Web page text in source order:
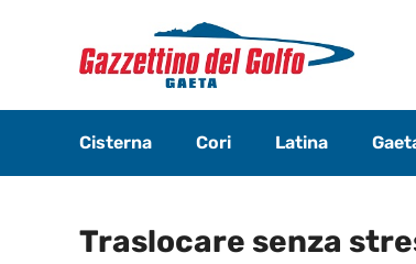
contenuto
Cisterna Cori Latina
Traslocare senza